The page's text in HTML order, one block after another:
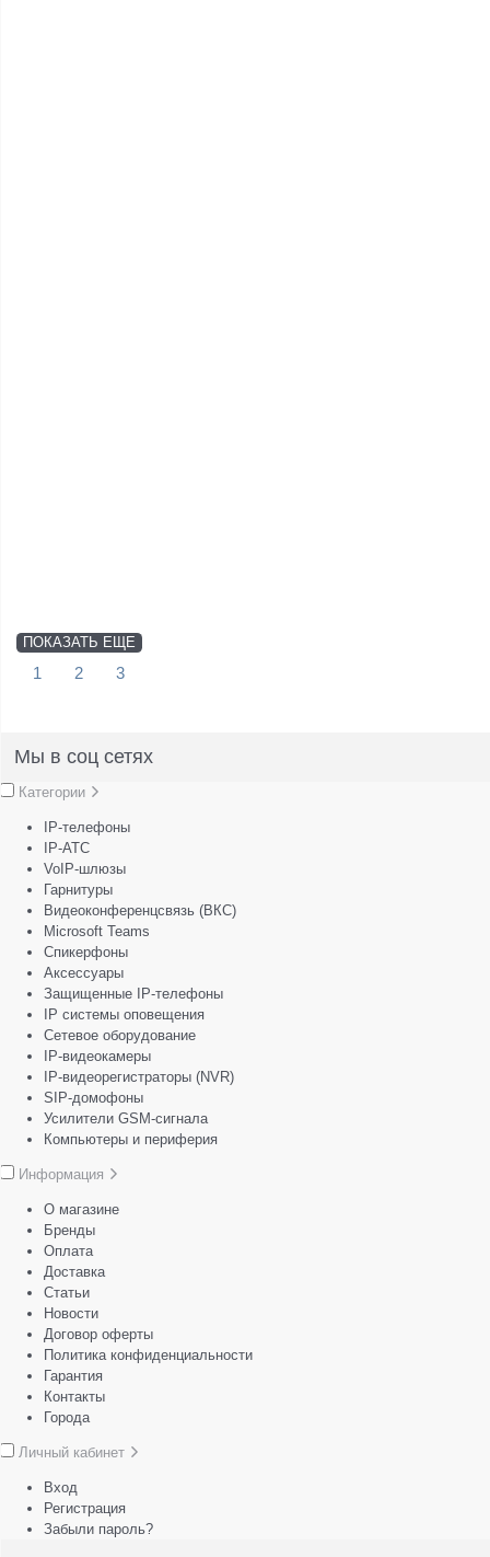
ПОКАЗАТЬ ЕЩЕ
1 2 3
Мы в соц сетях
Категории
IP-телефоны
IP-АТС
VoIP-шлюзы
Гарнитуры
Видеоконференцсвязь (ВКС)
Microsoft Teams
Спикерфоны
Аксессуары
Защищенные IP-телефоны
IP системы оповещения
Сетевое оборудование
IP-видеокамеры
IP-видеорегистраторы (NVR)
SIP-домофоны
Усилители GSM-сигнала
Компьютеры и периферия
Информация
О магазине
Бренды
Оплата
Доставка
Статьи
Новости
Договор оферты
Политика конфиденциальности
Гарантия
Контакты
Города
Личный кабинет
Вход
Регистрация
Забыли пароль?